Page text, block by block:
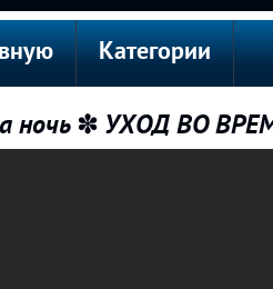
Категории
ночь ✽ УХОД ВО